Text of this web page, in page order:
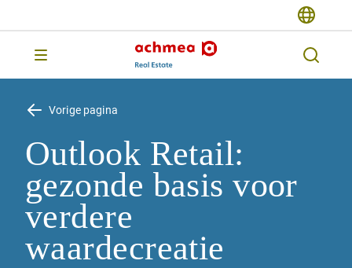
Vorige pagina
Outlook Retail:
gezonde basis voor
verdere
waardecreatie